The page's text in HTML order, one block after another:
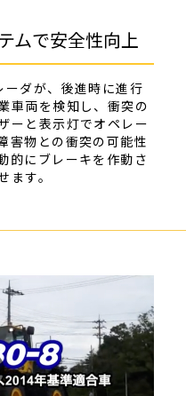
ムで安全性向上
ダが、後進時に進行
車両を検知し、衝突の
ーと表示灯でオペレー
害物との衝突の可能性
的にブレーキを作動さ
す。